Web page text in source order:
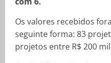
Os valores recebidos
seguinte forma: 83
projetos entre R$ 200